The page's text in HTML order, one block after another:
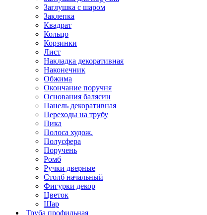
Заглушка с шаром
Заклепка
Квадрат
Кольцо
Корзинки
Лист
Накладка декоративная
Наконечник
Обжима
Окончание поручня
Основания балясин
Панель декоративная
Переходы на трубу
Пика
Полоса худож.
Полусфера
Поручень
Ромб
Ручки дверные
Столб начальный
Фигурки декор
Цветок
Шар
Труба профильная